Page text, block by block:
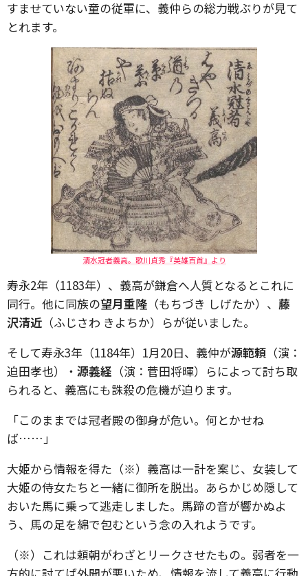
すませていない童の従軍に、義仲らの総力戦ぶりが見て
とれます。
清水冠者義高。歌川貞秀『英雄百首』より
寿永2年（1183年）、義高が鎌倉へ人質となるとこれに
同行。他に同族の望月重隆 （もちづき しげたか）、 藤
沢清近 （ふじさわ きよちか）らが従いました。
そして寿永3年（1184年）1月20日、義仲が源範頼 （演：
迫田孝也）・ 源義経 （演：菅田将暉）らによって討ち取
られると、義高にも誅殺の危機が迫ります。
「このままでは冠者殿の御身が危い。何とかせね
ば……」
大姫から情報を得た（※）義高は一計を案じ、女装して
大姫の侍女たちと一緒に御所を脱出。あらかじめ隠して
おいた馬に乗って逃走しました。馬蹄の音が響かぬよ
う、馬の足を綿で包むという念の入れようです。
（※）これは頼朝がわざとリークさせたもの。弱者を一